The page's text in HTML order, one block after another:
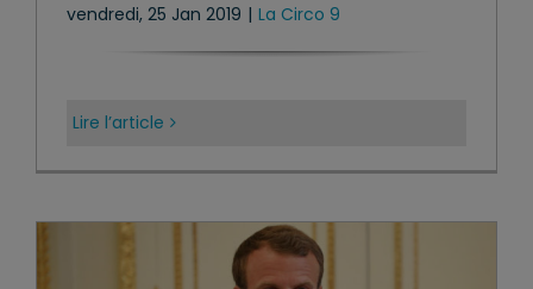
vendredi, 25 Jan 2019 | La Circo 9
Lire l’article